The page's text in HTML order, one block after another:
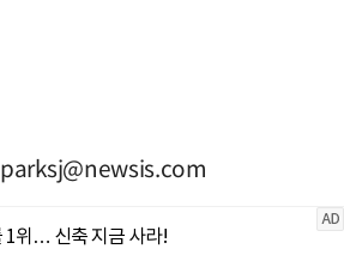
parksj@newsis.com